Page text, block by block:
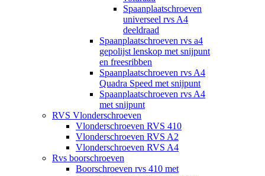
Spaanplaatschroeven
universeel rvs A4
deeldraad
Spaanplaatschroeven rvs a4
gepolijst lenskop met snijpunt
en freesribben
Spaanplaatschroeven rvs A4
Quadra Speed met snijpunt
Spaanplaatschroeven rvs A4
met snijpunt
RVS Vlonderschroeven
Vlonderschroeven RVS 410
Vlonderschroeven RVS A2
Vlonderschroeven RVS A4
Rvs boorschroeven
Boorschroeven rvs 410 met